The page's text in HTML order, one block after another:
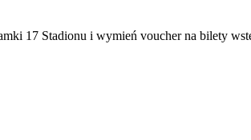
17 Stadionu i wymień voucher na bilety